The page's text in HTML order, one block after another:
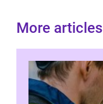
More articles